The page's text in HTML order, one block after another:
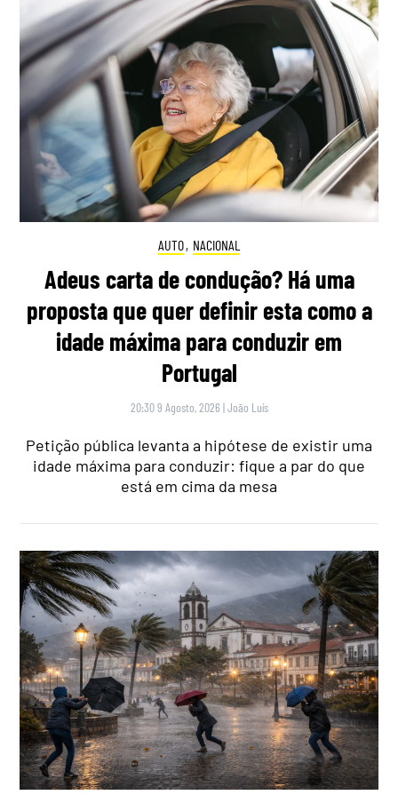
AUTO, NACIONAL
Adeus carta de condução? Há uma
proposta que quer definir esta como a
idade máxima para conduzir em
Portugal
20:30 9 Agosto, 2026 |João Luís
Petição pública levanta a hipótese de existir uma
idade máxima para conduzir: fique a par do que
está em cima da mesa